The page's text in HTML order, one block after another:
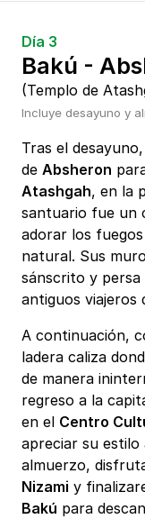
Día 3
Bakú -
(Templo de
Incluye desayuno y
Tras el
de Absheron
Atashgah, en la
santuario fue un
adorar los
natural. Sus
sánscrito y persa
antiguos viajeros
A continuación,
ladera caliza
de manera
regreso a la
en el Centro
apreciar su
almuerzo,
Nizami y
Bakú para